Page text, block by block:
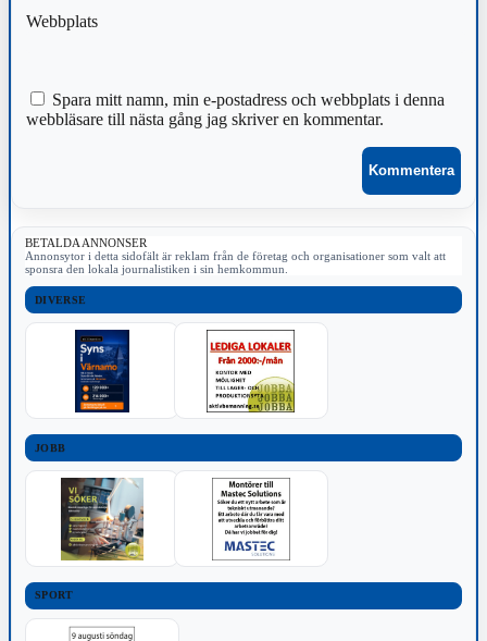
Webbplats
Spara mitt namn, min e-postadress och webbplats i denna
webbläsare till nästa gång jag skriver en kommentar.
BETALDA ANNONSER
Annonsytor i detta sidofält är reklam från de företag och organisationer som valt att
sponsra den lokala journalistiken i sin hemkommun.
DIVERSE
JOBB
SPORT